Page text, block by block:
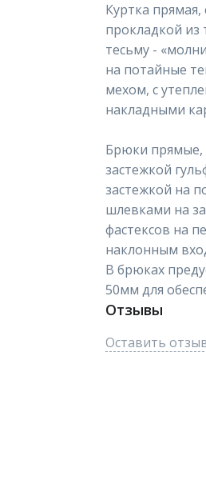
Куртка
прокладкой из
тесьму -
на потайные
мехом, с
накладными
Брюки прямые,
застежкой
застежкой на
шлевками на
фастексов на
наклонным
В брюках
50мм для
Отзывы
Оставить